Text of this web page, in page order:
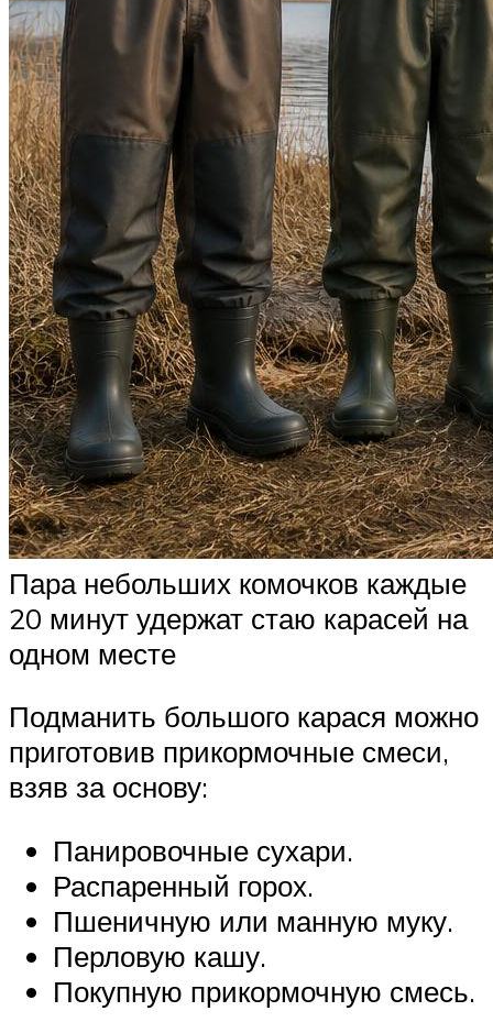
Пара небольших комочков каждые
20 минут удержат стаю карасей на
одном месте
Подманить большого карася можно
приготовив прикормочные смеси,
взяв за основу:
Панировочные сухари.
Распаренный горох.
Пшеничную или манную муку.
Перловую кашу.
Покупную прикормочную смесь.